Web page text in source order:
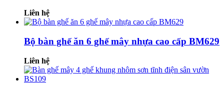
Liên hệ
Bộ bàn ghế ăn 6 ghế mây nhựa cao cấp BM629
Liên hệ